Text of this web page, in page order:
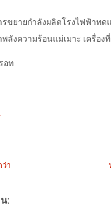
รขยายกำลังผลิตโรงไฟฟ้าทด
ลังความร้อนแม่เมาะ เครื่องที่
อท
า
: